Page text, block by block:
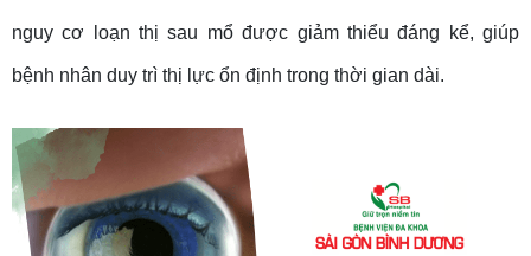
nguy cơ loạn thị sau mổ được giảm thiểu đáng kể, giúp
bệnh nhân duy trì thị lực ổn định trong thời gian dài.